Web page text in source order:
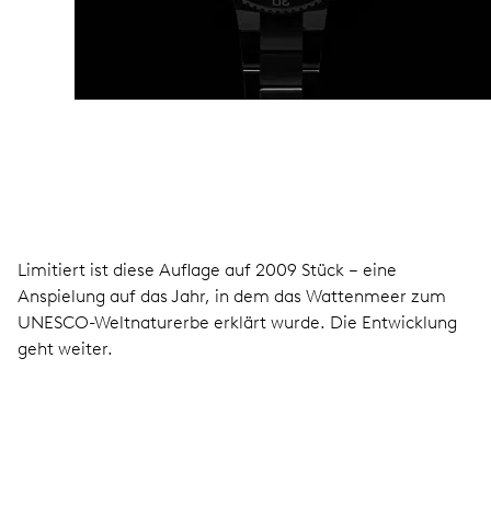
Limitiert ist diese Auflage auf 2009 Stück – eine
Anspielung auf das Jahr, in dem das Wattenmeer zum
UNESCO-Weltnaturerbe erklärt wurde. Die Entwicklung
geht weiter.